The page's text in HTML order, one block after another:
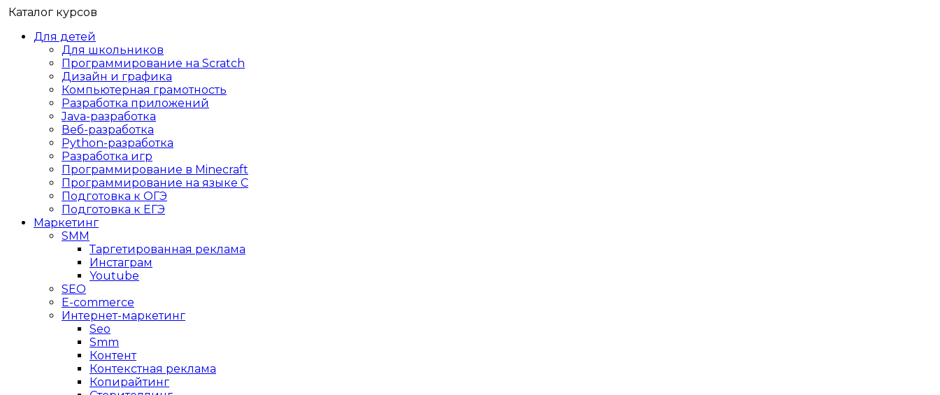
Каталог курсов
Для детей
Для школьников
Программирование на Scratch
Дизайн и графика
Компьютерная грамотность
Разработка приложений
Java-разработка
Веб-разработка
Python-разработка
Разработка игр
Программирование в Minecraft
Программирование на языке C
Подготовка к ОГЭ
Подготовка к ЕГЭ
Маркетинг
SMM
Таргетированная реклама
Инстаграм
Youtube
SEO
E-сommerce
Интернет-маркетинг
Seo
Smm
Контент
Контекстная реклама
Копирайтинг